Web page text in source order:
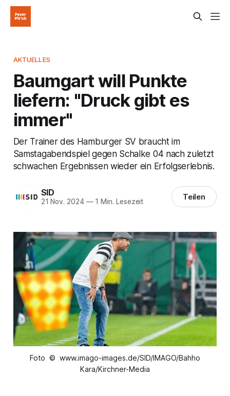
AKTUELLES
Baumgart will Punkte
liefern: "Druck gibt es
immer"
Der Trainer des Hamburger SV braucht im
Samstagabendspiel gegen Schalke 04 nach zuletzt
schwachen Ergebnissen wieder ein Erfolgserlebnis.
SID
21 Nov. 2024 —1 Min. Lesezeit Teilen
Foto © www.imago-images.de/SID/IMAGO/Bahho
Kara/Kirchner-Media